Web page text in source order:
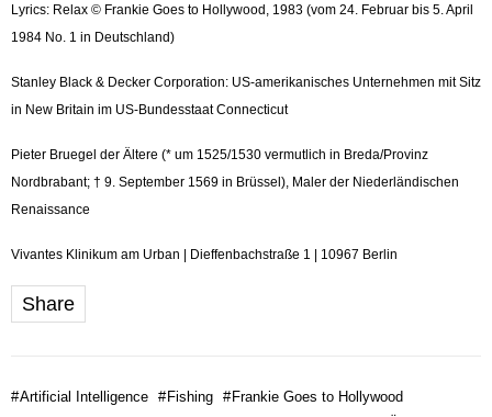
Lyrics: Relax © Frankie Goes to Hollywood, 1983 (vom 24. Februar bis 5. April
1984 No. 1 in Deutschland)
Stanley Black & Decker Corporation: US-amerikanisches Unternehmen mit Sitz
in New Britain im US-Bundesstaat Connecticut
Pieter Bruegel der Ältere (* um 1525/1530 vermutlich in Breda/Provinz
Nordbrabant; † 9. September 1569 in Brüssel), Maler der Niederländischen
Renaissance
Vivantes Klinikum am Urban | Dieffenbachstraße 1 | 10967 Berlin
Share
#Artificial Intelligence #Fishing #Frankie Goes to Hollywood